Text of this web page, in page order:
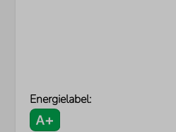
Energielabel: